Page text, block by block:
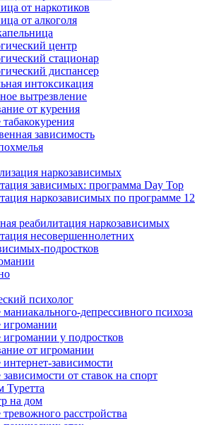
от наркотиков
от алкоголя
центр
стационар
диспансер
интоксикация
вытрезвление
от курения
зависимость
наркозависимых
зависимых: программа Day Top
наркозависимых по программе 12
реабилитация наркозависимых
несовершеннолетних
подростков
психолог
депрессивного психоза
игромании
у подростков
от игромании
зависимости
от ставок на спорт
Туретта
на дом
расстройства